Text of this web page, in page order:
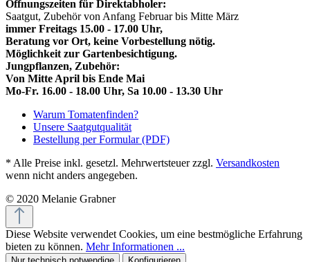
Öffnungszeiten für Direktabholer:
Saatgut, Zubehör von Anfang Februar bis Mitte März
immer Freitags 15.00 - 17.00 Uhr,
Beratung vor Ort, keine Vorbestellung nötig.
Möglichkeit zur Gartenbesichtigung.
Jungpflanzen, Zubehör:
Von Mitte April bis Ende Mai
Mo-Fr. 16.00 - 18.00 Uhr, Sa 10.00 - 13.30 Uhr
Warum Tomatenfinden?
Unsere Saatgutqualität
Bestellung per Formular (PDF)
* Alle Preise inkl. gesetzl. Mehrwertsteuer zzgl. Versandkosten
wenn nicht anders angegeben.
© 2020 Melanie Grabner
Diese Website verwendet Cookies, um eine bestmögliche Erfahrung
bieten zu können. Mehr Informationen ...